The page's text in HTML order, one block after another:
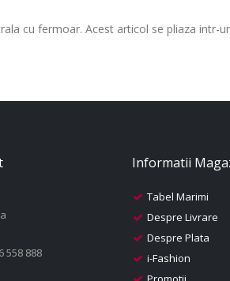
cu fermoar. Acest articol se pliaza
558 888
Informatii
Tabel Marimi
Despre Livrare
Despre Plata
i-Fashion